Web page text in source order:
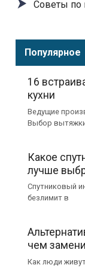
Советы по
Популярное
16
кухни
Ведущие
Выбор
Какое
лучше
Спутниковый
безлимит в
чем
Как люди